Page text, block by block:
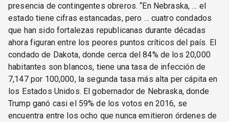
presencia de contingentes obreros. “En Nebraska, … el
estado tiene cifras estancadas, pero … cuatro condados
que han sido fortalezas republicanas durante décadas
ahora figuran entre los peores puntos críticos del país. El
condado de Dakota, donde cerca del 84% de los 20,000
habitantes son blancos, tiene una tasa de infección de
7,147 por 100,000, la segunda tasa más alta per cápita en
los Estados Unidos. El gobernador de Nebraska, donde
Trump ganó casi el 59% de los votos en 2016, se
encuentra entre los ocho que nunca emitieron órdenes de